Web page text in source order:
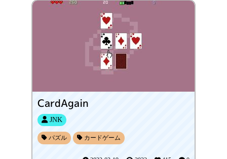
CardAgain
JNK
パズル カードゲーム